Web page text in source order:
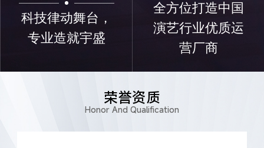
科技律动舞台，
专业造就宇盛
全方位打造中国
演艺行业优质运
营厂商
荣誉资质
Honor And Qualification